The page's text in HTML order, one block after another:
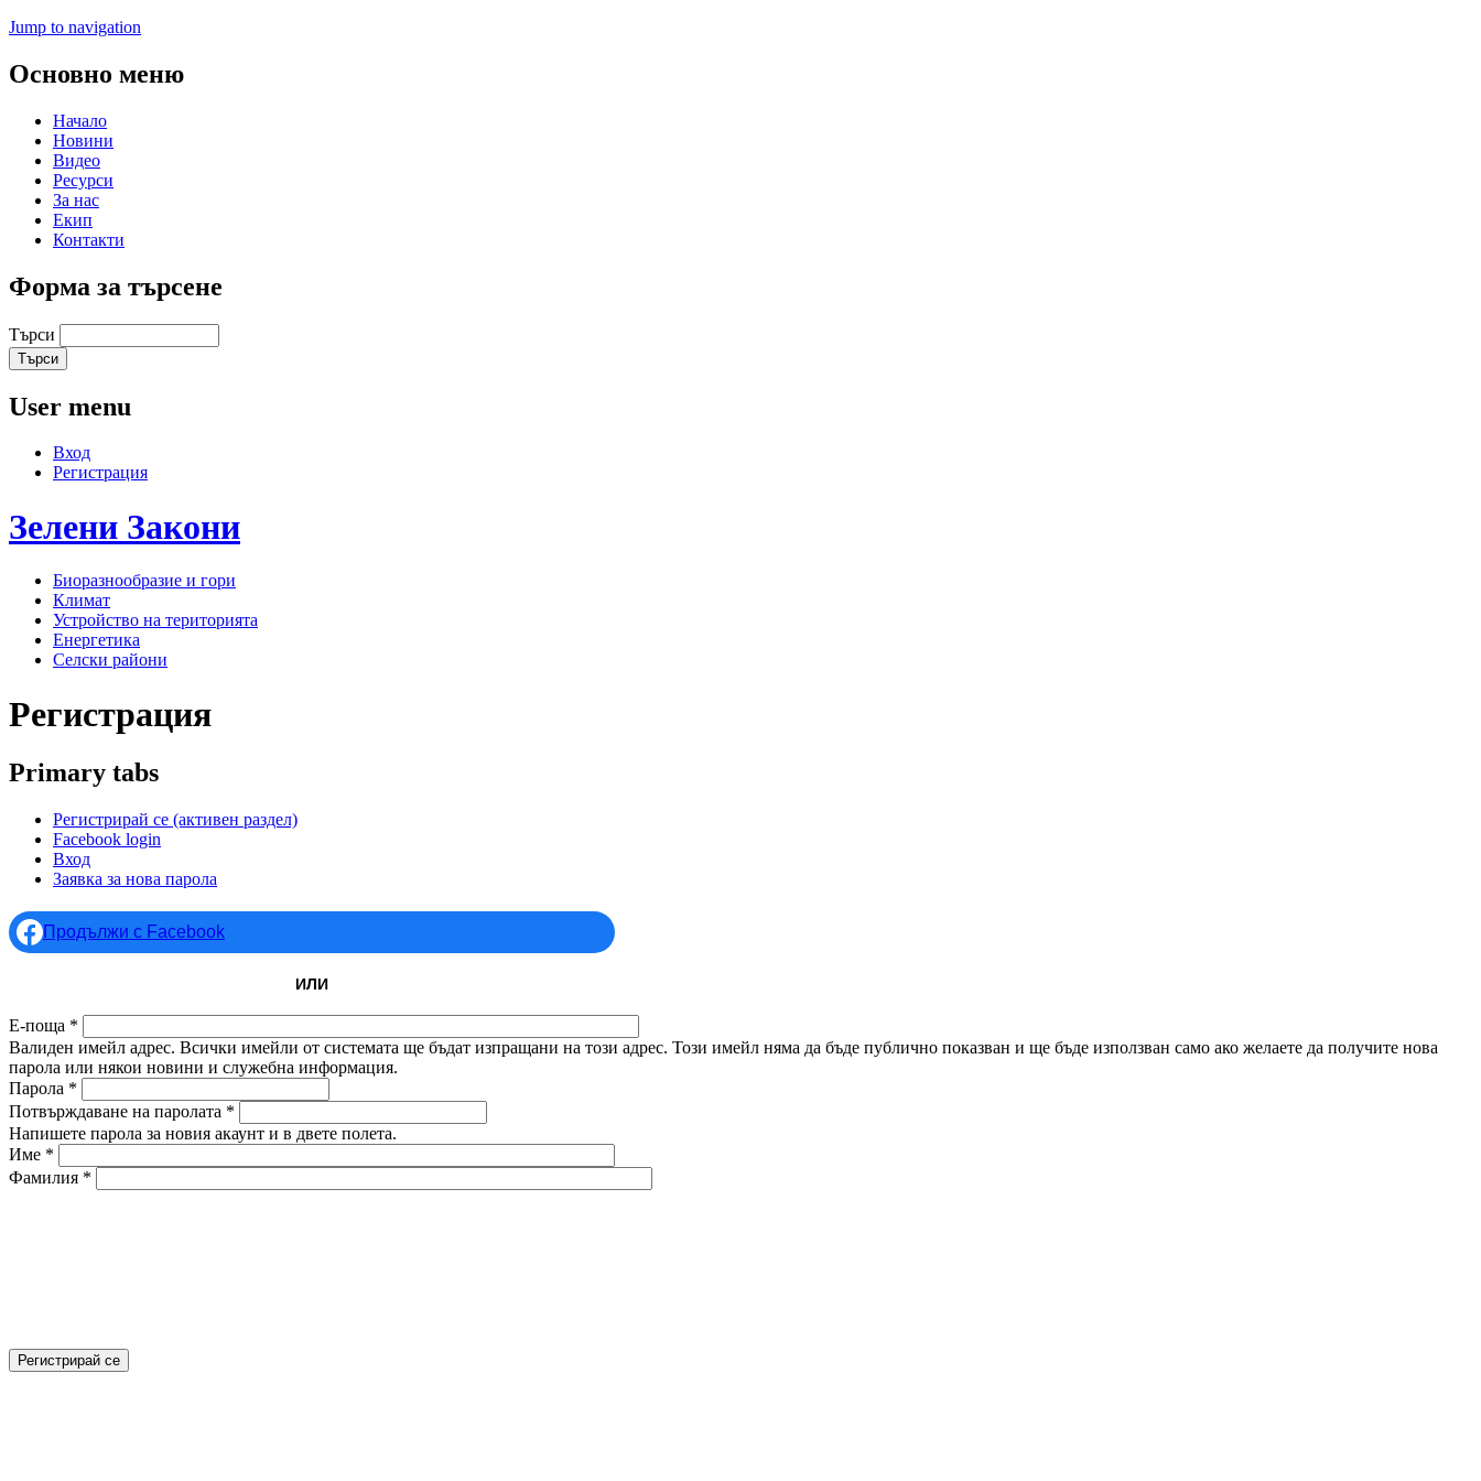
Jump to navigation
Основно меню
Начало
Новини
Видео
Ресурси
За нас
Екип
Контакти
Форма за търсене
Търси
User menu
Вход
Регистрация
Зелени Закони
Биоразнообразие и гори
Климат
Устройство на територията
Енергетика
Селски райони
Регистрация
Primary tabs
Регистрирай се (активен раздел)
Facebook login
Вход
Заявка за нова парола
Продължи с Facebook
ИЛИ
Е-поща *
Валиден имейл адрес. Всички имейли от системата ще бъдат изпращани на този адрес. Този имейл няма да бъде публично показван и ще бъде използван само ако желаете да получите нова
парола или някои новини и служебна информация.
Парола *
Потвърждаване на паролата *
Напишете парола за новия акаунт и в двете полета.
Име *
Фамилия *